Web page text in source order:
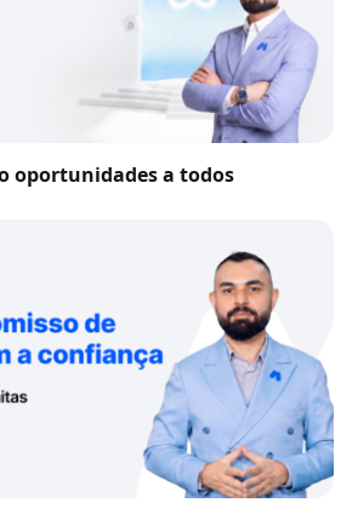
oportunidades a todos